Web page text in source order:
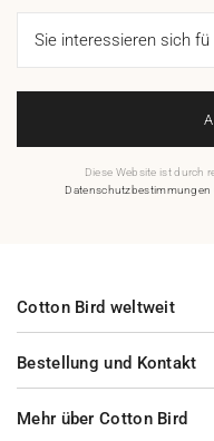
Diese Website ist durch
Datenschutzbestimmungen
Bestellung und Kontakt
Mehr über Cotton Bird
Cotton Bird weltweit